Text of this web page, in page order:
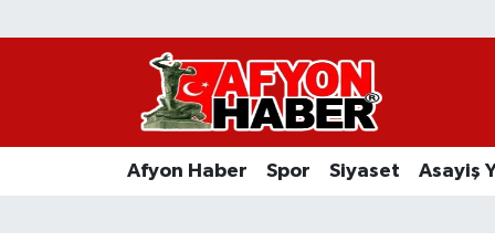
Afyon Haber Spor Siyaset Asayiş
Afyon Haber